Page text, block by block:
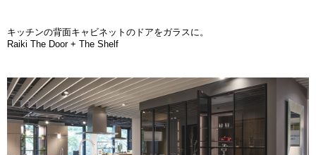
キッチンの背面キャビネットのドアをガラスに。
Raiki The Door + The Shelf